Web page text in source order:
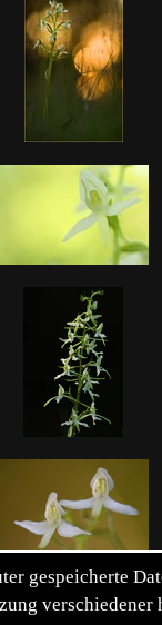
gespeicherte
verschiedener